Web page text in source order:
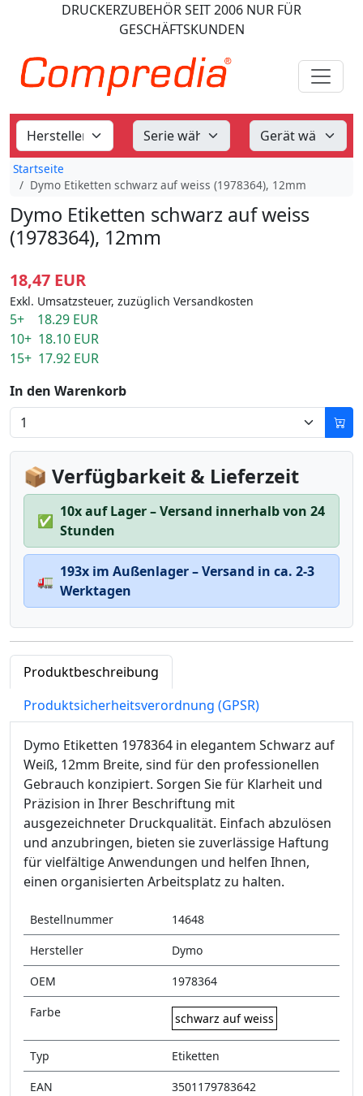
DRUCKERZUBEHÖRSEIT 2006 NUR FÜR
GESCHÄFTSKUNDEN
Startseite
Dymo Etiketten schwarz auf weiss (1978364), 12mm
Dymo Etiketten schwarz auf weiss
(1978364), 12mm
18,47 EUR
Exkl. Umsatzsteuer, zuzüglich Versandkosten
5+ 18.29 EUR
10+ 18.10 EUR
15+ 17.92 EUR
In den Warenkorb
📦 Verfügbarkeit & Lieferzeit
✅
10x auf Lager – Versand innerhalb von 24
Stunden
🚛
193x im Außenlager – Versand in ca. 2-3
Werktagen
Produktbeschreibung
Produktsicherheitsverordnung (GPSR)
Dymo Etiketten 1978364 in elegantem Schwarz auf
Weiß, 12mm Breite, sind für den professionellen
Gebrauch konzipiert. Sorgen Sie für Klarheit und
Präzision in Ihrer Beschriftung mit
ausgezeichneter Druckqualität. Einfach abzulösen
und anzubringen, bieten sie zuverlässige Haftung
für vielfältige Anwendungen und helfen Ihnen,
einen organisierten Arbeitsplatz zu halten.
Bestellnummer
14648
Hersteller
Dymo
OEM
1978364
Farbe
schwarz auf weiss
Typ
Etiketten
EAN
3501179783642